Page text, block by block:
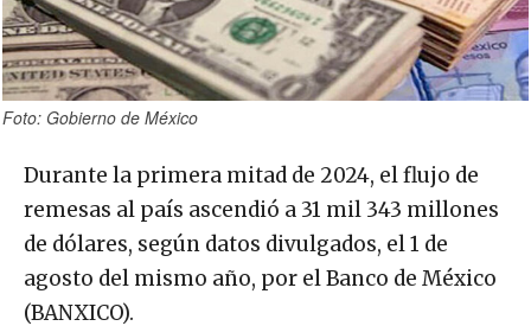
Foto: Gobierno de México
Durante la primera mitad de 2024, el flujo de
remesas al país ascendió a 31 mil 343 millones
de dólares, según datos divulgados, el 1 de
agosto del mismo año, por el Banco de México
(BANXICO).